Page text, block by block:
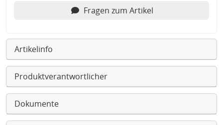
Fragen zum Artikel
Artikelinfo
Produktverantwortlicher
Dokumente